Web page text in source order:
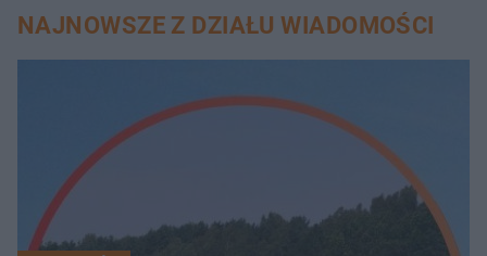
NAJNOWSZE Z DZIAŁU WIADOMOŚCI